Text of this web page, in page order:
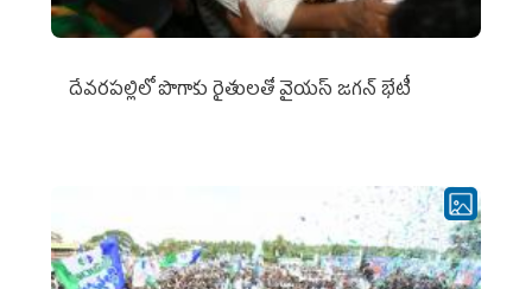
దేవరపల్లిలో పొగాకు రైతులతో వైయస్ జగన్ భేటీ